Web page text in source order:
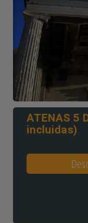
ATENAS 5
incluidas)